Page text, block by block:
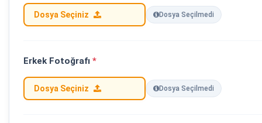
Dosya Seçiniz Dosya Seçilmedi
Erkek Fotoğrafı *
Dosya Seçiniz Dosya Seçilmedi